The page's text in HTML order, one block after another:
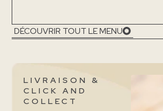
DÉCOUVRIR TOUT LE MENU
LIVRAISON &
CLICK AND
COLLECT